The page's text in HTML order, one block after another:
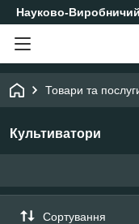
Науково-
Товари та
Культиватори
Сортування